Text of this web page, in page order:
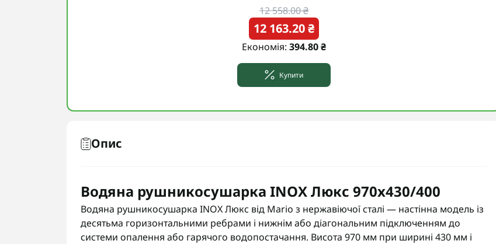
12 558.00 ₴
12 163.20 ₴
Економія: 394.80 ₴
Купити
Опис
Водяна рушникосушарка INOX Люкс 970х430/400
Водяна рушникосушарка INOX Люкс від Mario з нержавіючої сталі — настінна модель із
десятьма горизонтальними ребрами і нижнім або діагональним підключенням до
системи опалення або гарячого водопостачання. Висота 970 мм при ширині 430 мм і